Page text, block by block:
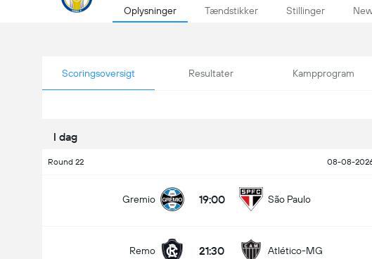
Oplysninger Tændstikker Stillinger
Scoringsoversigt Resultater Kampprogram
I dag
Round 22 08-08-
Gremio 19:00 São Paulo
Remo 21:30 Atlético-MG